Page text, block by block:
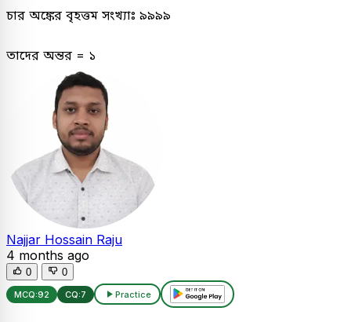
চার অঙ্কের বৃহত্তম সংখ্যাঃ ৯৯৯৯
তাদের অন্তর = ১
Najjar Hossain Raju
4 months ago
0 0
MCQ:92 CQ:7 Practice